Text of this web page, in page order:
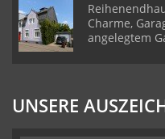
Charme,
angelegtem
UNSERE